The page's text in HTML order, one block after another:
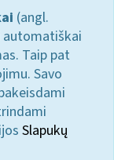
(angl.
automatiškai
Taip pat
Savo
Slapukų